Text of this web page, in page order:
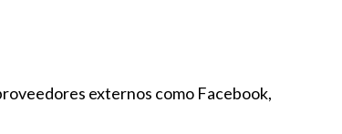
externos como Facebook,